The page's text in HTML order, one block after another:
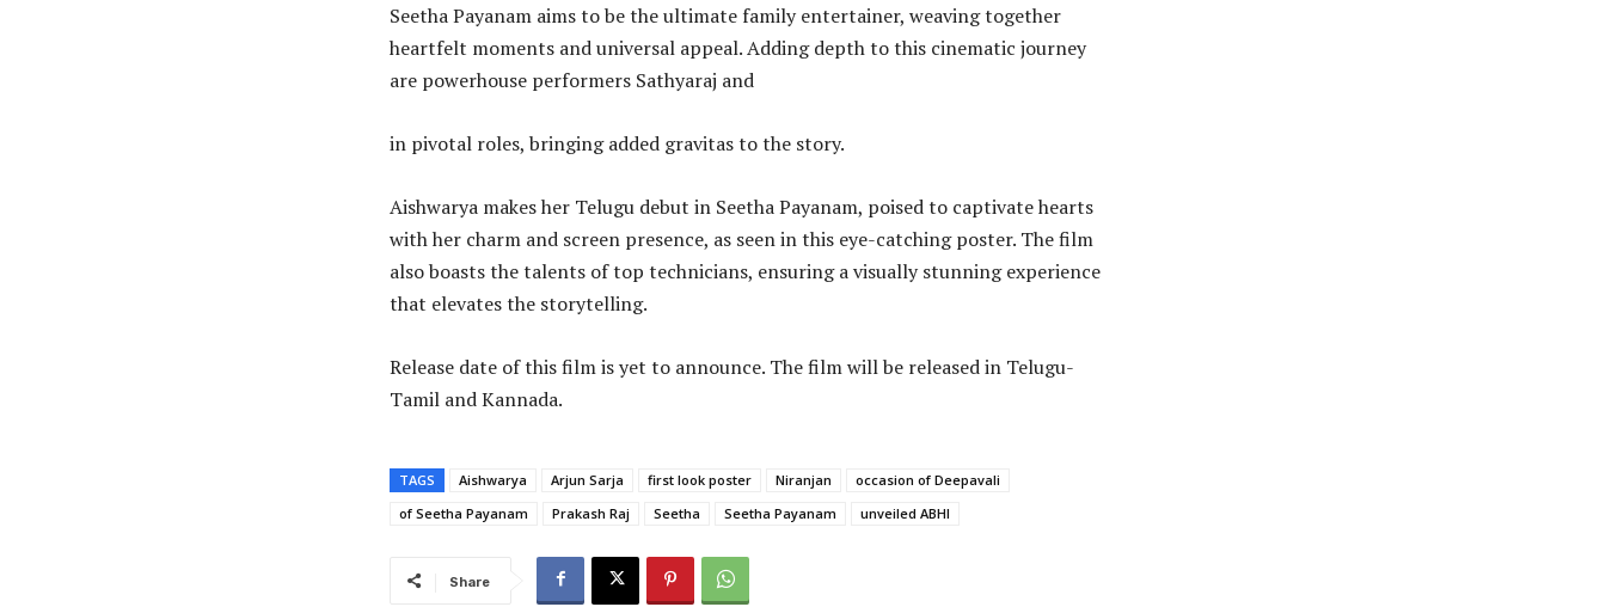
Seetha Payanam aims to be the ultimate family entertainer, weaving together
heartfelt moments and universal appeal. Adding depth to this cinematic journey
are powerhouse performers Sathyaraj and
in pivotal roles, bringing added gravitas to the story.
Aishwarya makes her Telugu debut in Seetha Payanam, poised to captivate hearts
with her charm and screen presence, as seen in this eye-catching poster. The film
also boasts the talents of top technicians, ensuring a visually stunning experience
that elevates the storytelling.
Release date of this film is yet to announce. The film will be released in Telugu-
Tamil and Kannada.
TAGS Aishwarya Arjun Sarja first look poster Niranjan
occasion of Deepavali
of Seetha Payanam
Prakash Raj Seetha Seetha Payanam unveiled ABHI
Share